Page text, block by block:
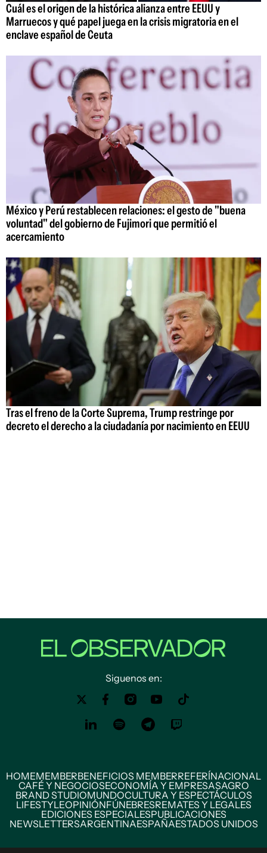
Cuál es el origen de la histórica alianza entre EEUU y
Marruecos y qué papel juega en la crisis migratoria en el
enclave español de Ceuta
México y Perú restablecen relaciones: el gesto de "buena
voluntad" del gobierno de Fujimori que permitió el
acercamiento
Tras el freno de la Corte Suprema, Trump restringe por
decreto el derecho a la ciudadanía por nacimiento en EEUU
Siguenos en:
HOMEMEMBERBENEFICIOS MEMBERREFERÍNACIONAL
CAFÉ Y NEGOCIOSECONOMÍA Y EMPRESASAGRO
BRAND STUDIOMUNDOCULTURA Y ESPECTÁCULOS
LIFESTYLEOPINIÓNFÚNEBRESREMATES Y LEGALES
EDICIONES ESPECIALESPUBLICACIONES
NEWSLETTERSARGENTINAESPAÑAESTADOS UNIDOS